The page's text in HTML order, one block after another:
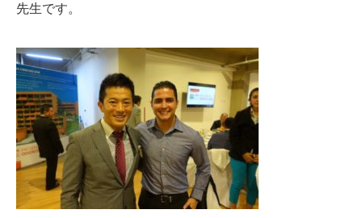
先生です。